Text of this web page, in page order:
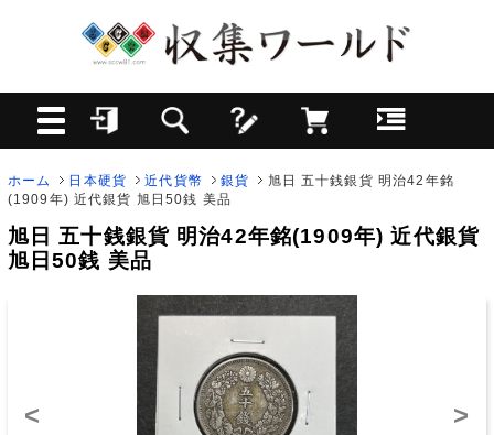
ホーム 日本硬貨 近代貨幣 銀貨
旭日 五十銭銀貨 明治42年銘
(1909年) 近代銀貨 旭日50銭 美品
旭日 五十銭銀貨 明治42年銘(1909年) 近代銀貨
旭日50銭 美品
< >